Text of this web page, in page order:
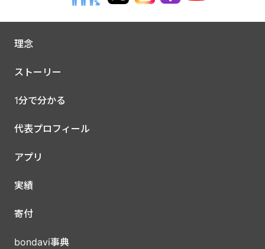
理念
ストーリー
1分で分かる
代表プロフィール
アプリ
実績
寄付
bondavi事典